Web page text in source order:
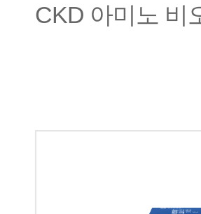
CKD 아미노 비